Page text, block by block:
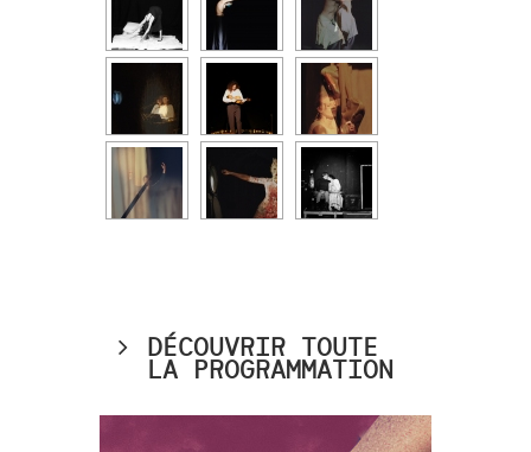
DÉCOUVRIR TOUTE
LA PROGRAMMATION